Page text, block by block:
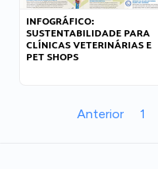
INFOGRÁFICO:
SUSTENTABILIDADE PARA
CLÍNICAS VETERINÁRIAS E
PET SHOPS
Anterior 1